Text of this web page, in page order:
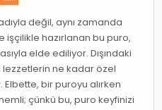
değil, aynı zamanda
işçilikle hazırlanan bu puro,
elde ediliyor. Dışındaki
lezzetlerin ne kadar özel
Elbette, bir puroyu alırken
çünkü bu, puro keyfinizi